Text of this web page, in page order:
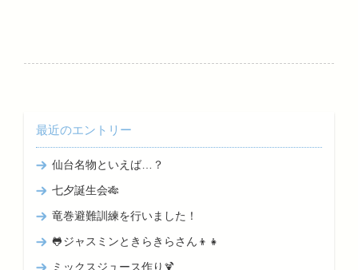
最近のエントリー
仙台名物といえば…？
七夕誕生会🎋
竜巻避難訓練を行いました！
🐸ジャスミンときらきらさん👦👧
ミックスジュース作り🍹